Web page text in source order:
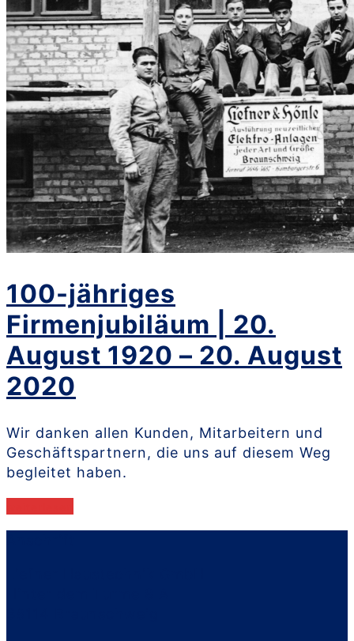
100-jähriges
Firmenjubiläum | 20.
August 1920 – 20. August
2020
Wir danken allen Kunden, Mitarbeitern und
Geschäftspartnern, die uns auf diesem Weg
begleitet haben.